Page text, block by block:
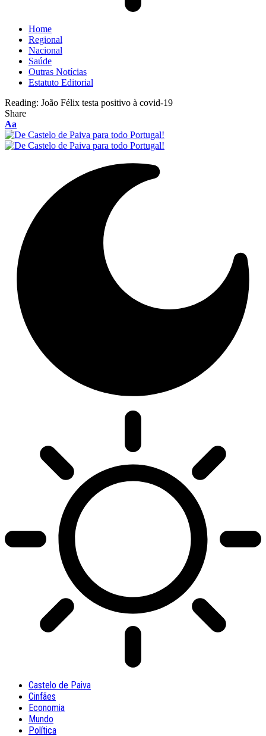
Home
Regional
Nacional
Saúde
Outras Notícias
Estatuto Editorial
Reading: João Félix testa positivo à covid-19
Share
Aa
Castelo de Paiva
Cinfães
Economia
Mundo
Política